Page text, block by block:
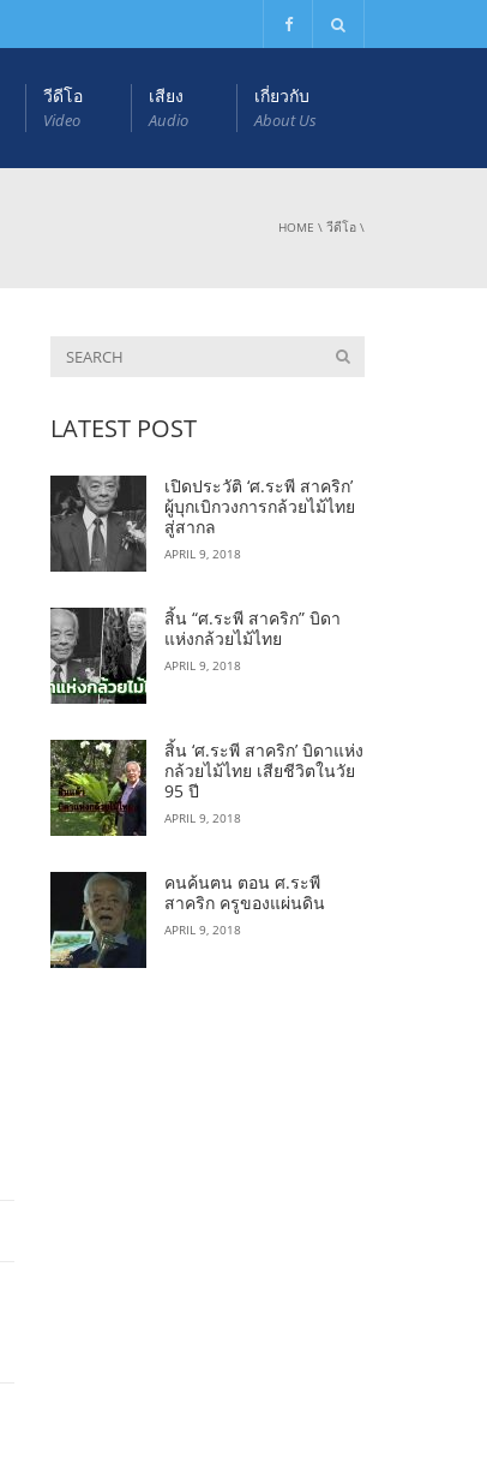
วีดีโอ
Video
เสียง
Audio
เกี่ยวกับ
About Us
HOME \ วีดีโอ \
LATEST POST
เปิดประวัติ ‘ศ.ระพี สาคริก’
ผู้บุกเบิกวงการกล้วยไม้ไทย
สู่สากล
APRIL 9, 2018
สิ้น “ศ.ระพี สาคริก” บิดา
แห่งกล้วยไม้ไทย
APRIL 9, 2018
สิ้น ‘ศ.ระพี สาคริก’ บิดาแห่ง
กล้วยไม้ไทย เสียชีวิตในวัย
95 ปี
APRIL 9, 2018
คนค้นฅน ตอน ศ.ระพี
สาคริก ครูของแผ่นดิน
APRIL 9, 2018